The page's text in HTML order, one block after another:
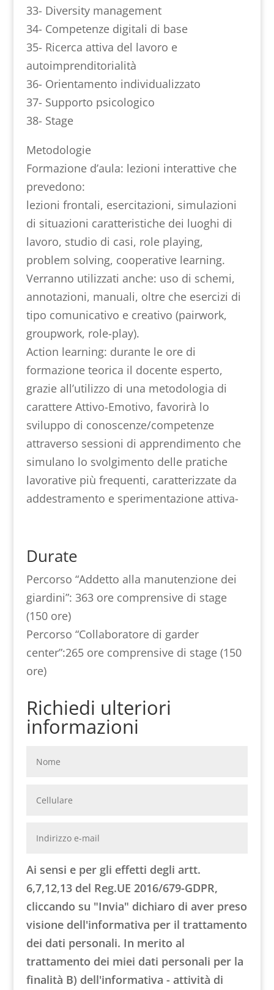
33- Diversity management
34- Competenze digitali di base
35- Ricerca attiva del lavoro e
autoimprenditorialità
36- Orientamento individualizzato
37- Supporto psicologico
38- Stage
Metodologie
Formazione d’aula: lezioni interattive che
prevedono:
lezioni frontali, esercitazioni, simulazioni
di situazioni caratteristiche dei luoghi di
lavoro, studio di casi, role playing,
problem solving, cooperative learning.
Verranno utilizzati anche: uso di schemi,
annotazioni, manuali, oltre che esercizi di
tipo comunicativo e creativo (pairwork,
groupwork, role-play).
Action learning: durante le ore di
formazione teorica il docente esperto,
grazie all’utilizzo di una metodologia di
carattere Attivo-Emotivo, favorirà lo
sviluppo di conoscenze/competenze
attraverso sessioni di apprendimento che
simulano lo svolgimento delle pratiche
lavorative più frequenti, caratterizzate da
addestramento e sperimentazione attiva-
Durate
Percorso “Addetto alla manutenzione dei
giardini”: 363 ore comprensive di stage
(150 ore)
Percorso “Collaboratore di garder
center”:265 ore comprensive di stage (150
ore)
Richiedi ulteriori
informazioni
Ai sensi e per gli effetti degli artt.
6,7,12,13 del Reg.UE 2016/679-GDPR,
cliccando su "Invia" dichiaro di aver preso
visione dell'informativa per il trattamento
dei dati personali. In merito al
trattamento dei miei dati personali per la
finalità B) dell'informativa - attività di